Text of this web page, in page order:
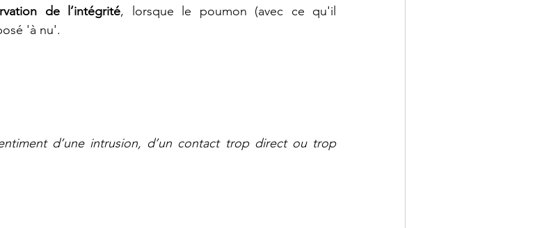
de l’intégrité, lorsque le poumon (avec ce qu'il
'à nu'.
d’une intrusion, d’un contact trop direct ou trop